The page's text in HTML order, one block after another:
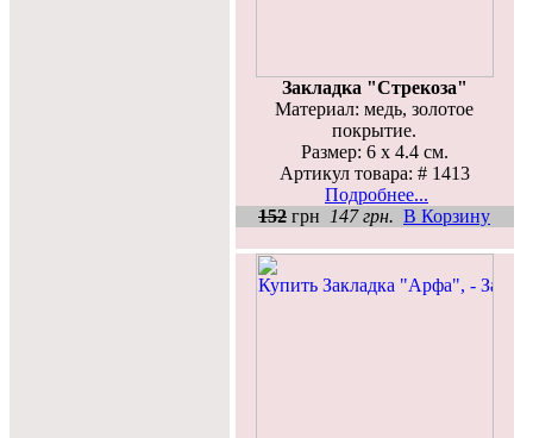
Закладка "Стрекоза"
Материал: медь, золотое
покрытие.
Размер: 6 х 4.4 см.
Артикул товара: # 1413
Подробнее...
152 грн 147 грн. В Корзину